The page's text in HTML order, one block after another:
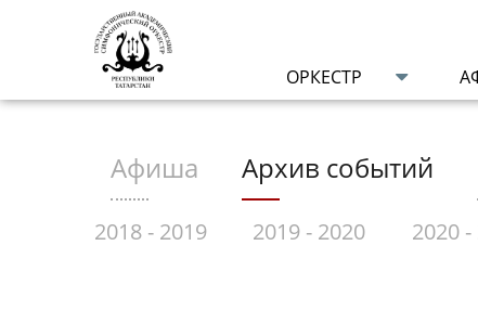
ОРКЕСТР
Афиша Архив событий
2018 - 2019 2019 - 2020 2020 -